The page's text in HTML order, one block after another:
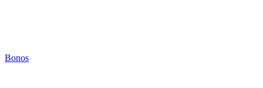
Bonos